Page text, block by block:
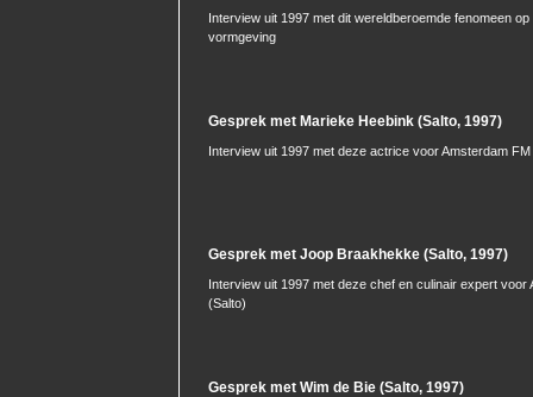
Interview uit 1997 met dit wereldberoemde fenomeen
vormgeving
Gesprek met Marieke Heebink (Salto, 1997)
Interview uit 1997 met deze actrice voor Amsterdam
Gesprek met Joop Braakhekke (Salto, 1997)
Interview uit 1997 met deze chef en culinair expert voor
(Salto)
Gesprek met Wim de Bie (Salto, 1997)